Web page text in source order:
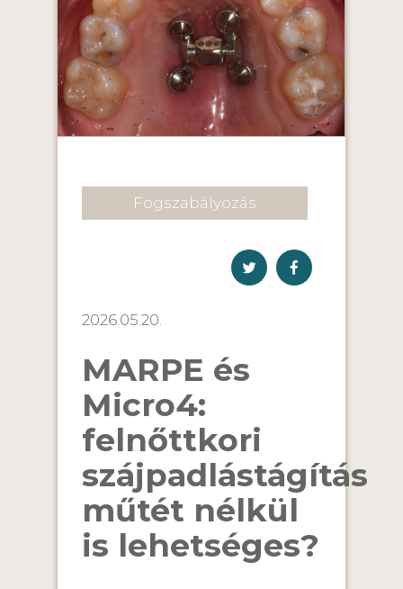
Fogszabályozás
2026.05.20.
MARPE és
Micro4:
felnőttkori
szájpadlástágítás
műtét nélkül
is lehetséges?